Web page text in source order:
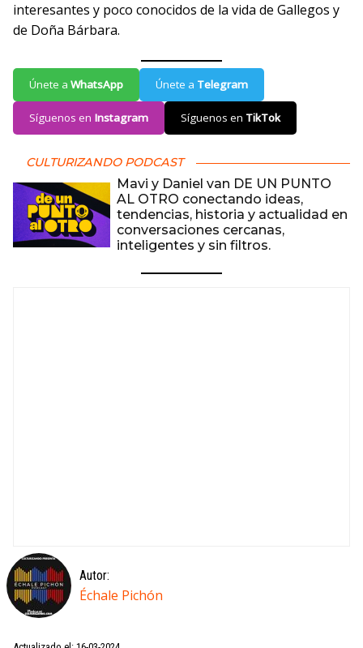
interesantes y poco conocidos de la vida de Gallegos y
de Doña Bárbara.
Únete a WhatsApp Únete a Telegram
Síguenos en Instagram Síguenos en TikTok
CULTURIZANDO PODCAST
Mavi y Daniel van DE UN PUNTO
AL OTRO conectando ideas,
tendencias, historia y actualidad en
conversaciones cercanas,
inteligentes y sin filtros.
Autor:
Échale Pichón